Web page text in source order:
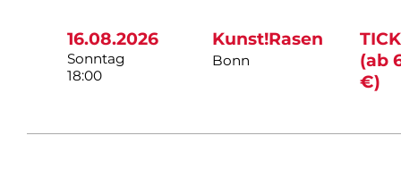
16.08.2026
Sonntag
18:00
Kunst!Rasen
Bonn
(ab
€)